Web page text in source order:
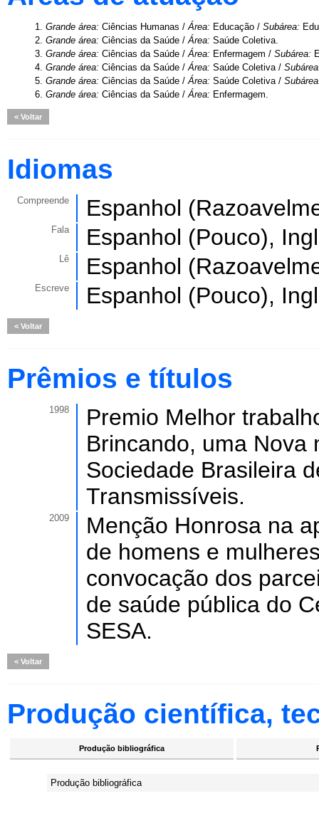
1. Grande área: Ciências Humanas /Área: Educação / Subárea:
2. Grande área: Ciências da Saúde /Área: Saúde Coletiva.
3. Grande área: Ciências da Saúde /Área: Enfermagem / Subárea:
4. Grande área: Ciências da Saúde /Área: Saúde Coletiva /
5. Grande área: Ciências da Saúde /Área: Saúde Coletiva /
6. Grande área: Ciências da Saúde /Área: Enfermagem.
Voltar
Idiomas
Compreende Espanhol
Fala Espanhol (Pouco),
Lê Espanhol
Escreve Espanhol (Pouco),
Voltar
Prêmios e títulos
1998
Premio Melhor
Brincando, uma Nova
Sociedade Brasileira
Transmissíveis.
2009
Menção Honrosa na
de homens e
convocação dos
de saúde pública do
SESA.
Voltar
Produção científica,
Produção bibliográfica
Produção bibliográfica